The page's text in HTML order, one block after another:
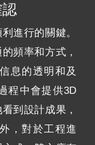
進行的關鍵。
頻率和方式，
息的透明和及
程中會提供3D
到設計成果，
，對於工程進